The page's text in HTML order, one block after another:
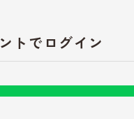
トでログイン